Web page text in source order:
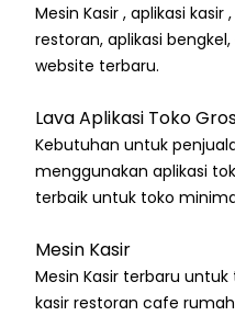
Mesin Kasir , aplikasi kasir
restoran, aplikasi
website terbaru.
Lava Aplikasi Toko
Kebutuhan untuk
menggunakan aplikasi
terbaik untuk toko
Mesin Kasir
Mesin Kasir terbaru
kasir restoran cafe